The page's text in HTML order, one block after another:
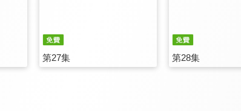
第27集 第28集